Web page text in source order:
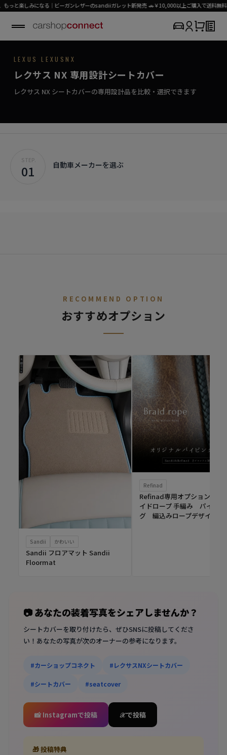
楽しみになる｜ビーガンレザーのsandiiガレット新発売 🚗￥10,000以上ご購入で送料無料（パ
LEXUS / NX
SEAT COVER COLLECTION
NX
専用シートカバー
洗練された空間に、極上のシートカバー。
初めての方はこちら›
LEXUS LEXUSNX
レクサス NX 専用設計シートカバー
レクサス NX シートカバーの専用設計品を比較・選択できます
STEP.
01 自動車メーカーを選ぶ
があればご連絡ください。
ファブリック シートカバー診断
RECOMMEND OPTION
おすすめオプション
Sandii かわいい
Sandii フロアマット Sandii
Floormat
Refinad
Refinad専用オプション ブ
イドロープ 手編み パイピン
グ 編込みロープデザイン
📷 あなたの装着写真をシェアしませんか？
シートカバーを取り付けたら、ぜひSNSに投稿してくださ
い！あなたの写真が次のオーナーの参考になります。
#カーショップコネクト #レクサスNXシートカバー
#シートカバー #seatcover
📸 Instagramで投稿 𝒳 で投稿
🎁 投稿特典